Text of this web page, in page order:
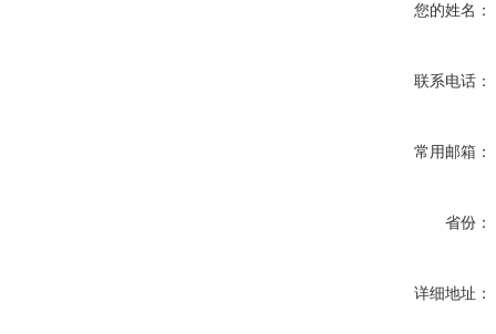
您的姓名：
联系电话：
常用邮箱：
省份：
详细地址：